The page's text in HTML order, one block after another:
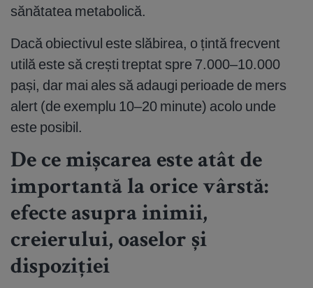
sănătatea metabolică.
Dacă obiectivul este slăbirea, o țintă frecvent
utilă este să crești treptat spre 7.000–10.000
pași, dar mai ales să adaugi perioade de mers
alert (de exemplu 10–20 minute) acolo unde
este posibil.
De ce mișcarea este atât de
importantă la orice vârstă:
efecte asupra inimii,
creierului, oaselor și
dispoziției